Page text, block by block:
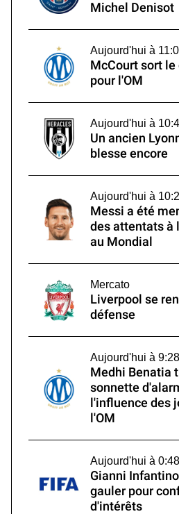
Michel Denisot
Aujourd'hui à
McCourt sort le
pour l'OM
Aujourd'hui à
Un ancien
blesse encore
Aujourd'hui à
Messi a été
des attentats à
au Mondial
Mercato
Liverpool se
défense
Aujourd'hui à 9:28
Medhi Benatia
sonnette
l'influence des
l'OM
Aujourd'hui à 0:48
Gianni
gauler pour
d'intérêts